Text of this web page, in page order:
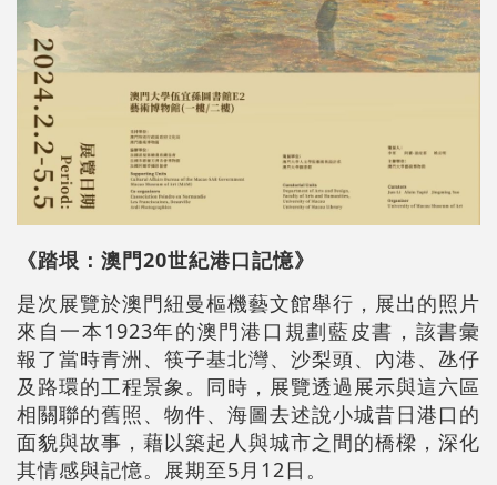
《踏垠 ： 澳門20世紀港口記憶》
是次展覽於澳門紐曼樞機藝文館舉行，展出的照片
來自一本1923年的澳門港口規劃藍皮書，該書彙
報了當時青洲、筷子基北灣、沙梨頭、內港、氹仔
及路環的工程景象。同時，展覽透過展示與這六區
相關聯的舊照、物件、海圖去述說小城昔日港口的
面貌與故事，藉以築起人與城市之間的橋樑，深化
其情感與記憶。展期至5月12日。